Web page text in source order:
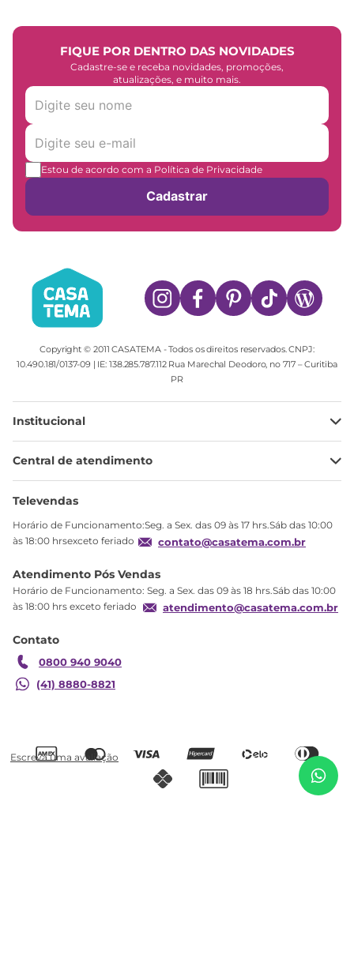
FIQUE POR DENTRO DAS NOVIDADES
Cadastre-se e receba novidades, promoções,
atualizações, e muito mais.
Estou de acordo com a Política de Privacidade
Cadastrar
Copyright © 2011 CASATEMA - Todos os direitos reservados. CNPJ:
10.490.181/0137-09 | IE: 138.285.787.112 Rua Marechal Deodoro, no 717 – Curitiba
PR
Institucional
Minha Conta
Meus pedidos
Troca
Garantia
Central de atendimento
Ajuda
Televendas
Horário de Funcionamento:Seg. a Sex. das 09 às 17 hrs.Sáb das 10:00
às 18:00 hrsexceto feriado
contato@casatema.com.br
Atendimento Pós Vendas
Horário de Funcionamento: Seg. a Sex. das 09 às 18 hrs.Sáb das 10:00
às 18:00 hrs exceto feriado
atendimento@casatema.com.br
Contato
0800 940 9040
(41) 8880-8821